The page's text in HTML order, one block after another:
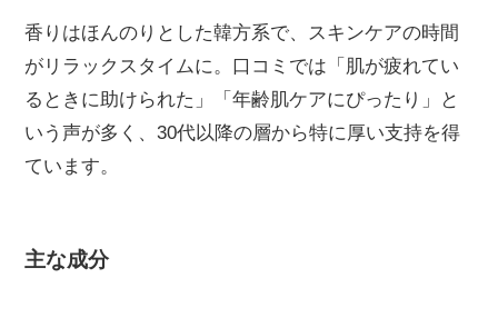
香りはほんのりとした韓方系で、スキンケアの時間
がリラックスタイムに。口コミでは「肌が疲れてい
るときに助けられた」「年齢肌ケアにぴったり」と
いう声が多く、30代以降の層から特に厚い支持を得
ています。
主な成分